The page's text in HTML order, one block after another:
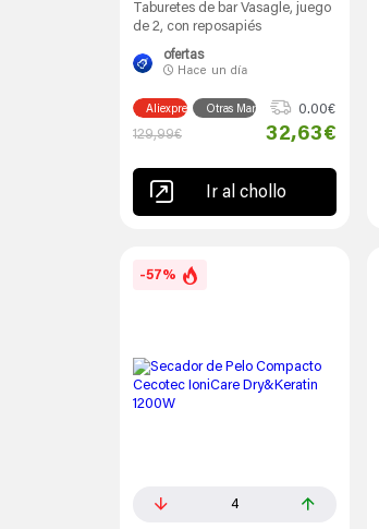
Taburetes de bar Vasagle, juego
de 2, con reposapiés
ofertas
Hace un día
Aliexpress Otras Marcas
0.00€
129,99€
32,63€
Ir al chollo
-57%
4